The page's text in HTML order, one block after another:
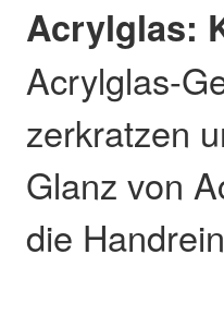
Acrylglas:
Acrylglas-
zerkratzen
Glanz von
die